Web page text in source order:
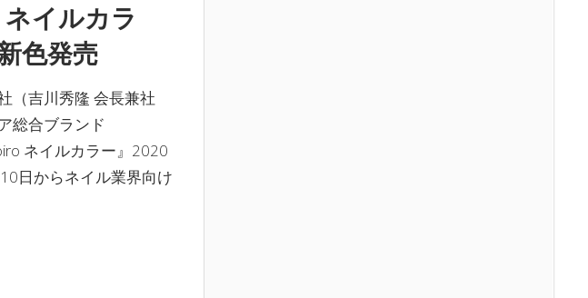
イルカラ
色発売
（吉川秀隆 会長兼社
総合ブランド
ネイルカラー』2020
日からネイル業界向け